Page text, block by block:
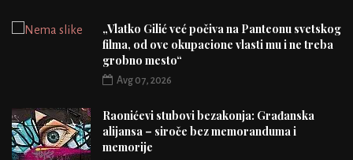
„Vlatko Gilić već počiva na Panteonu svetskog
filma, od ove okupacione vlasti mu i ne treba
grobno mesto“
Avg 07, 2026
Raonićevi stubovi bezakonja: Građanska
alijansa – siroče bez memoranduma i
memorije